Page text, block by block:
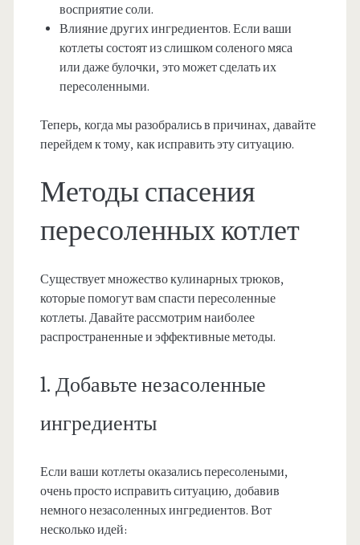
восприятие соли.
Влияние других ингредиентов. Если ваши
котлеты состоят из слишком соленого мяса
или даже булочки, это может сделать их
пересоленными.
Теперь, когда мы разобрались в причинах, давайте
перейдем к тому, как исправить эту ситуацию.
Методы спасения
пересоленных котлет
Существует множество кулинарных трюков,
которые помогут вам спасти пересоленные
котлеты. Давайте рассмотрим наиболее
распространенные и эффективные методы.
1. Добавьте незасоленные
ингредиенты
Если ваши котлеты оказались пересолеными,
очень просто исправить ситуацию, добавив
немного незасоленных ингредиентов. Вот
несколько идей: